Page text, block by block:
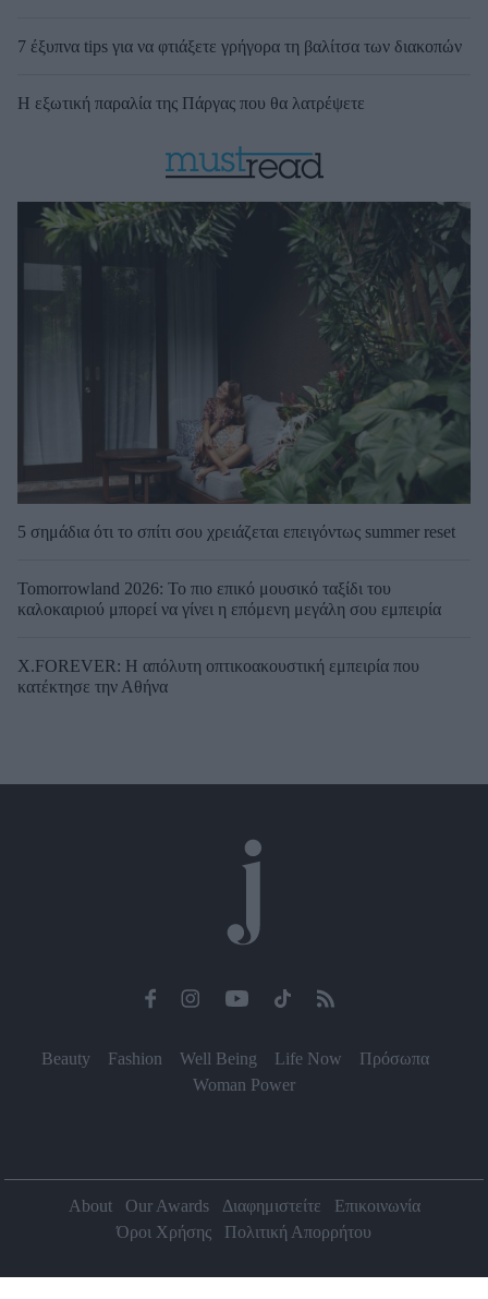
7 έξυπνα tips για να φτιάξετε γρήγορα τη βαλίτσα των διακοπών
Η εξωτική παραλία της Πάργας που θα λατρέψετε
5 σημάδια ότι το σπίτι σου χρειάζεται επειγόντως summer reset
Tomorrowland 2026: Το πιο επικό μουσικό ταξίδι του
καλοκαιριού μπορεί να γίνει η επόμενη μεγάλη σου εμπειρία
X.FOREVER: Η απόλυτη οπτικοακουστική εμπειρία που
κατέκτησε την Αθήνα
Beauty Fashion Well Being Life Now
Πρόσωπα
Woman Power
About Our Awards Διαφημιστείτε
Επικοινωνία
Όροι Χρήσης
Πολιτική Απορρήτου